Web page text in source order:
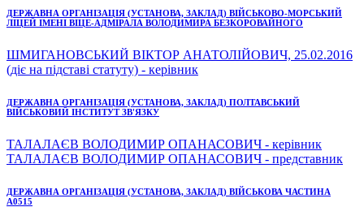
ДЕРЖАВНА ОРГАНІЗАЦІЯ (УСТАНОВА, ЗАКЛАД) ВІЙСЬКОВО-МОРСЬКИЙ
ЛІЦЕЙ ІМЕНІ ВІЦЕ-АДМІРАЛА ВОЛОДИМИРА БЕЗКОРОВАЙНОГО
ШМИГАНОВСЬКИЙ ВІКТОР АНАТОЛІЙОВИЧ, 25.02.2016
(діє на підставі статуту) - керівник
ДЕРЖАВНА ОРГАНІЗАЦІЯ (УСТАНОВА, ЗАКЛАД) ПОЛТАВСЬКИЙ
ВІЙСЬКОВИЙ ІНСТИТУТ ЗВ'ЯЗКУ
ТАЛАЛАЄВ ВОЛОДИМИР ОПАНАСОВИЧ - керівник
ТАЛАЛАЄВ ВОЛОДИМИР ОПАНАСОВИЧ - представник
ДЕРЖАВНА ОРГАНІЗАЦІЯ (УСТАНОВА, ЗАКЛАД) ВІЙСЬКОВА ЧАСТИНА
А0515